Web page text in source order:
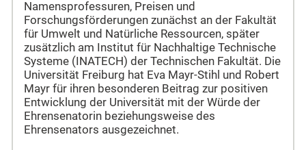
Namensprofessuren, Preisen und
Forschungsförderungen zunächst an der Fakultät
für Umwelt und Natürliche Ressourcen, später
zusätzlich am Institut für Nachhaltige Technische
Systeme (INATECH) der Technischen Fakultät. Die
Universität Freiburg hat Eva Mayr-Stihl und Robert
Mayr für ihren besonderen Beitrag zur positiven
Entwicklung der Universität mit der Würde der
Ehrensenatorin beziehungsweise des
Ehrensenators ausgezeichnet.